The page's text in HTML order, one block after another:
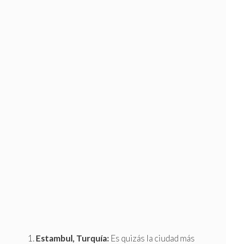
Estambul, Turquía: Es quizás la ciudad más